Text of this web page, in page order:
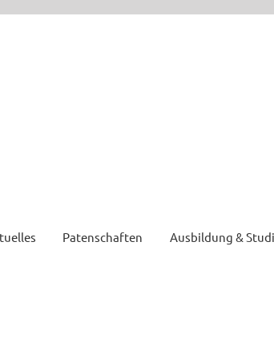
Patenschaften Ausbildung &